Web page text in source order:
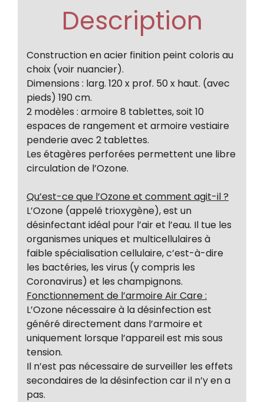
Description
Construction en acier finition peint coloris au
choix (voir nuancier).
Dimensions : larg. 120 x prof. 50 x haut. (avec
pieds) 190 cm.
2 modèles : armoire 8 tablettes, soit 10
espaces de rangement et armoire vestiaire
penderie avec 2 tablettes.
Les étagères perforées permettent une libre
circulation de l’Ozone.
Qu’est-ce que l’Ozone et comment agit-il ?
L’Ozone (appelé trioxygène), est un
désinfectant idéal pour l’air et l’eau. Il tue les
organismes uniques et multicellulaires à
faible spécialisation cellulaire, c’est-à-dire
les bactéries, les virus (y compris les
Coronavirus) et les champignons.
Fonctionnement de l’armoire Air Care :
L’Ozone nécessaire à la désinfection est
généré directement dans l’armoire et
uniquement lorsque l’appareil est mis sous
tension.
Il n’est pas nécessaire de surveiller les effets
secondaires de la désinfection car il n’y en a
pas.